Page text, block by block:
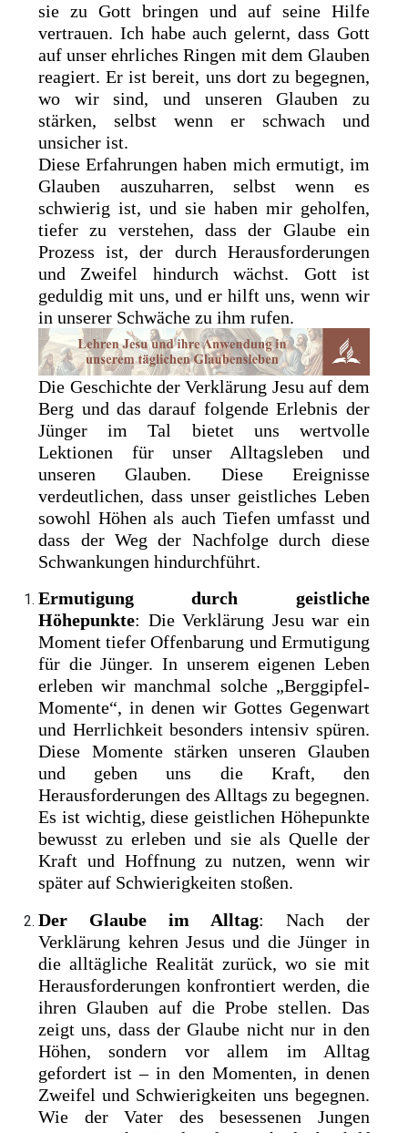
sie zu Gott bringen und auf seine Hilfe
vertrauen. Ich habe auch gelernt, dass Gott
auf unser ehrliches Ringen mit dem Glauben
reagiert. Er ist bereit, uns dort zu begegnen,
wo wir sind, und unseren Glauben zu
stärken, selbst wenn er schwach und
unsicher ist.
Diese Erfahrungen haben mich ermutigt, im
Glauben auszuharren, selbst wenn es
schwierig ist, und sie haben mir geholfen,
tiefer zu verstehen, dass der Glaube ein
Prozess ist, der durch Herausforderungen
und Zweifel hindurch wächst. Gott ist
geduldig mit uns, und er hilft uns, wenn wir
in unserer Schwäche zu ihm rufen.
Die Geschichte der Verklärung Jesu auf dem
Berg und das darauf folgende Erlebnis der
Jünger im Tal bietet uns wertvolle
Lektionen für unser Alltagsleben und
unseren Glauben. Diese Ereignisse
verdeutlichen, dass unser geistliches Leben
sowohl Höhen als auch Tiefen umfasst und
dass der Weg der Nachfolge durch diese
Schwankungen hindurchführt.
Ermutigung durch geistliche
Höhepunkte: Die Verklärung Jesu war ein
Moment tiefer Offenbarung und Ermutigung
für die Jünger. In unserem eigenen Leben
erleben wir manchmal solche „Berggipfel-
Momente“, in denen wir Gottes Gegenwart
und Herrlichkeit besonders intensiv spüren.
Diese Momente stärken unseren Glauben
und geben uns die Kraft, den
Herausforderungen des Alltags zu begegnen.
Es ist wichtig, diese geistlichen Höhepunkte
bewusst zu erleben und sie als Quelle der
Kraft und Hoffnung zu nutzen, wenn wir
später auf Schwierigkeiten stoßen.
Der Glaube im Alltag: Nach der
Verklärung kehren Jesus und die Jünger in
die alltägliche Realität zurück, wo sie mit
Herausforderungen konfrontiert werden, die
ihren Glauben auf die Probe stellen. Das
zeigt uns, dass der Glaube nicht nur in den
Höhen, sondern vor allem im Alltag
gefordert ist – in den Momenten, in denen
Zweifel und Schwierigkeiten uns begegnen.
Wie der Vater des besessenen Jungen